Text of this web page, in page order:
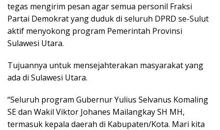
tegas mengirim pesan agar semua personil Fraksi
Partai Demokrat yang duduk di seluruh DPRD se-Sulut
aktif menyokong program Pemerintah Provinsi
Sulawesi Utara.
Tujuannya untuk mensejahterakan masyarakat yang
ada di Sulawesi Utara.
“Seluruh program Gubernur Yulius Selvanus Komaling
SE dan Wakil Viktor Johanes Mailangkay SH MH,
termasuk kepala daerah di Kabupaten/Kota. Mari kita